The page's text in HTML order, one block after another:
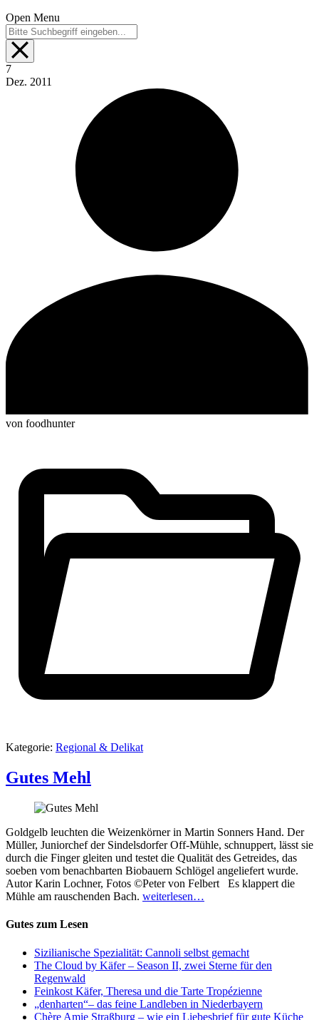
Open Menu
7
Dez. 2011
von foodhunter
Kategorie: Regional & Delikat
Gutes Mehl
Goldgelb leuchten die Weizenkörner in Martin Sonners Hand. Der
Müller, Juniorchef der Sindelsdorfer Off-Mühle, schnuppert, lässt sie
durch die Finger gleiten und testet die Qualität des Getreides, das
soeben vom benachbarten Biobauern Schlögel angeliefert wurde.
Autor Karin Lochner, Fotos ©Peter von Felbert Es klappert die
Mühle am rauschenden Bach. weiterlesen…
Gutes zum Lesen
Sizilianische Spezialität: Cannoli selbst gemacht
The Cloud by Käfer – Season II, zwei Sterne für den
Regenwald
Feinkost Käfer, Theresa und die Tarte Tropézienne
„denharten“– das feine Landleben in Niederbayern
Chère Amie Straßburg – wie ein Liebesbrief für gute Küche